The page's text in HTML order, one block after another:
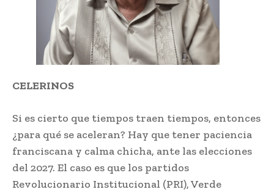
CELERINOS
Si es cierto que tiempos traen tiempos, entonces
¿para qué se aceleran? Hay que tener paciencia
franciscana y calma chicha, ante las elecciones
del 2027. El caso es que los partidos
Revolucionario Institucional (PRI), Verde